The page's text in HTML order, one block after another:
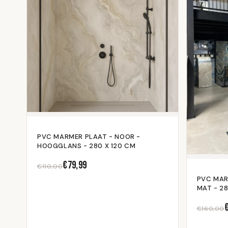
transformatie van uw ruimte!
PVC MARMER PLAAT - NOOR -
HOOGGLANS - 280 X 120 CM
€110,00€79,99
PVC
MAT -
€160,00